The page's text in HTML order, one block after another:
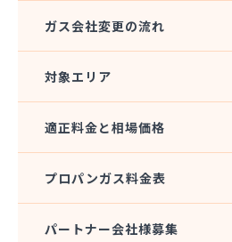
ガス会社変更の流れ
対象エリア
適正料金と相場価格
プロパンガス料金表
パートナー会社様募集